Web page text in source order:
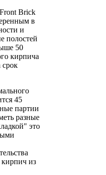
Brick
в
и
полостей
50
кирпича
срок
45
партии
разные
это
кирпич из